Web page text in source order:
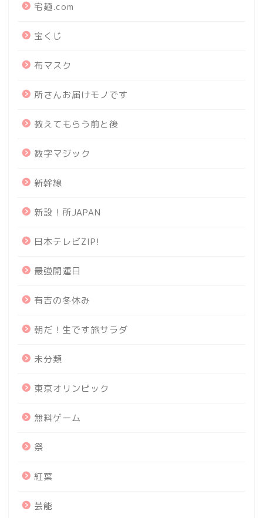
宅麺.com
宝くじ
布マスク
所さんお届けモノです
教えてもらう前と後
数字マジック
新幹線
新設！所JAPAN
日本テレビZIP!
最強開運日
有吉の冬休み
朝だ！生です旅サラダ
未分類
東京オリンピック
無料ゲーム
祭
紅葉
芸能